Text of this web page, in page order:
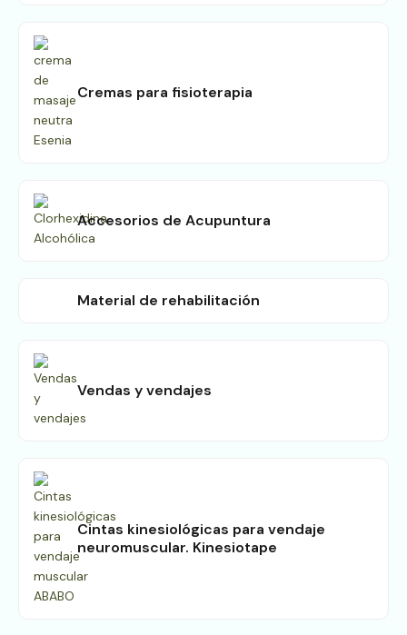
Cremas para fisioterapia
Accesorios de Acupuntura
Material de rehabilitación
Vendas y vendajes
Cintas kinesiológicas para vendaje
neuromuscular. Kinesiotape